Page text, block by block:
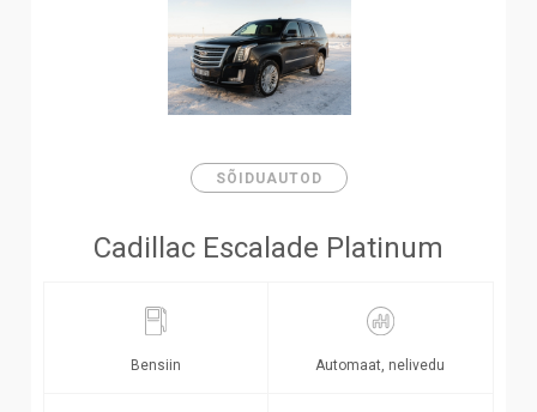
SÕIDUAUTOD
Cadillac Escalade Platinum
Bensiin Automaat, nelivedu